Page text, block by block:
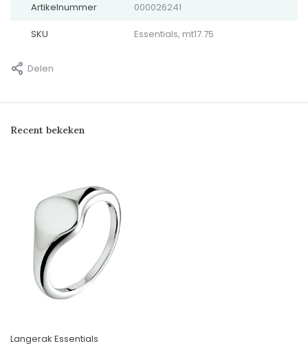
Artikelnummer 000026241
SKU Essentials, mt17.75
Delen
Recent bekeken
Langerak Essentials